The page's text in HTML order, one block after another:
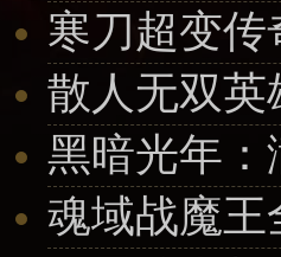
寒刀超变
散人无双英
黑暗光年：
魂域战魔王​